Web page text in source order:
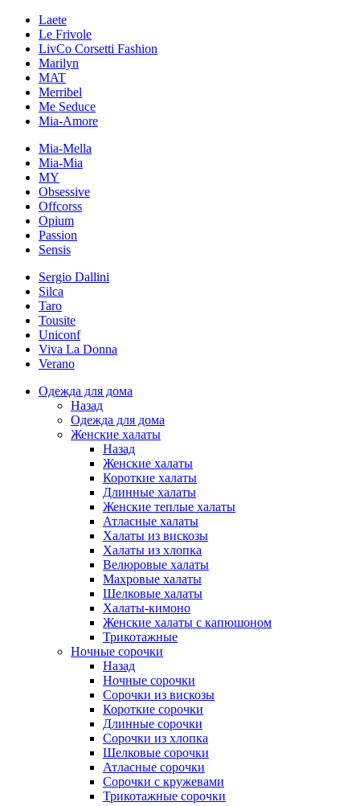
Laete
Le Frivole
LivCo Corsetti Fashion
Marilyn
MAT
Merribel
Me Seduce
Mia-Amore
Mia-Mella
Mia-Mia
MY
Obsessive
Offcorss
Opium
Passion
Sensis
Sergio Dallini
Silca
Taro
Tousite
Uniconf
Viva La Donna
Verano
Одежда для дома
Назад
Одежда для дома
Женские халаты
Назад
Женские халаты
Короткие халаты
Длинные халаты
Женские теплые халаты
Атласные халаты
Халаты из вискозы
Халаты из хлопка
Велюровые халаты
Махровые халаты
Шелковые халаты
Халаты-кимоно
Женские халаты с капюшоном
Трикотажные
Ночные сорочки
Назад
Ночные сорочки
Сорочки из вискозы
Короткие сорочки
Длинные сорочки
Сорочки из хлопка
Шелковые сорочки
Атласные сорочки
Сорочки с кружевами
Трикотажные сорочки